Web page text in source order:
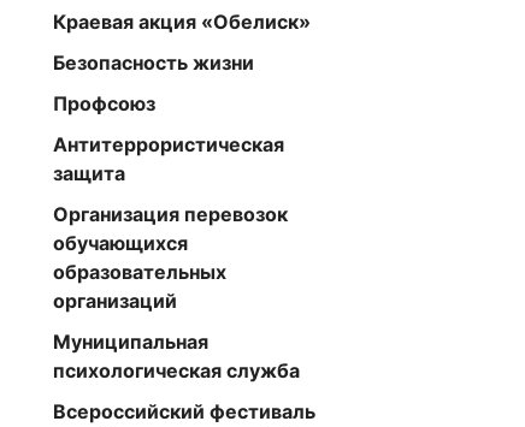
Краевая акция «Обелиск»
Безопасность жизни
Профсоюз
Антитеррористическая
защита
Организация перевозок
обучающихся
образовательных
организаций
Муниципальная
психологическая служба
Всероссийский фестиваль